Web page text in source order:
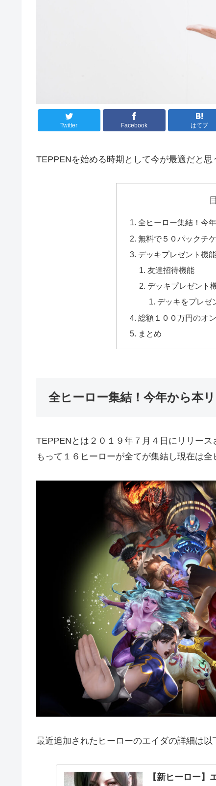
Twitter Facebook はてブ
TEPPENを始める時期として今が最適だと思
全ヒーロー集結！今
無料で５０パックチ
デッキプレゼント機
友達招待機能
デッキプレゼント
デッキをプレゼ
総額１００万円のオ
まとめ
全ヒーロー集結！今年から本リ
TEPPENとは２０１９年７月４日にリリー
もって１６ヒーローが全てが集結し現在は全
最近追加されたヒーローのエイダの詳細は以
【新ヒーロー】